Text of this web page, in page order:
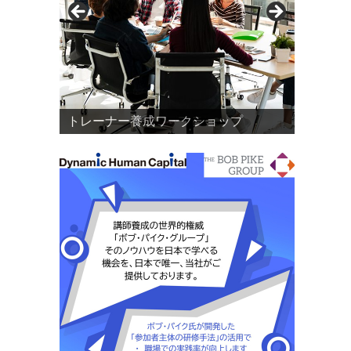
トレーナー養成ワークショップ
DHC研修リノベーションサロン
研修リノベーション支援
「参加者主体の研修手法」とは？